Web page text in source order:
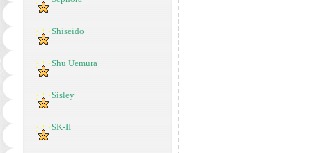
Shiseido
Shu Uemura
Sisley
SK-II